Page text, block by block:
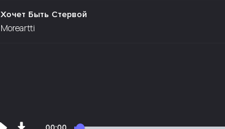
Хочет Быть Стервой
Moreartti